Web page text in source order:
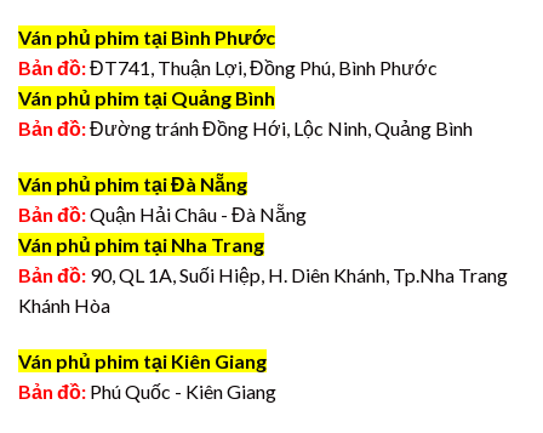
Ván phủ phim tại Bình Phước
Bản đồ:ĐT741, Thuận Lợi, Đồng Phú, Bình Phước
Ván phủ phim tại Quảng Bình
Bản đồ:Đường tránh Đồng Hới, Lộc Ninh, Quảng Bình
Ván phủ phim tại Đà Nẵng
Bản đồ:Quận Hải Châu - Đà Nẵng
Ván phủ phim tại Nha Trang
Bản đồ: 90, QL 1A, Suối Hiệp, H. Diên Khánh, Tp.Nha Trang
Khánh Hòa
Ván phủ phim tại Kiên Giang
Bản đồ: Phú Quốc - Kiên Giang